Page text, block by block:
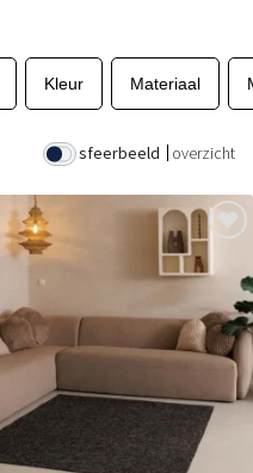
Kleur Materiaal
sfeerbeeld overzicht